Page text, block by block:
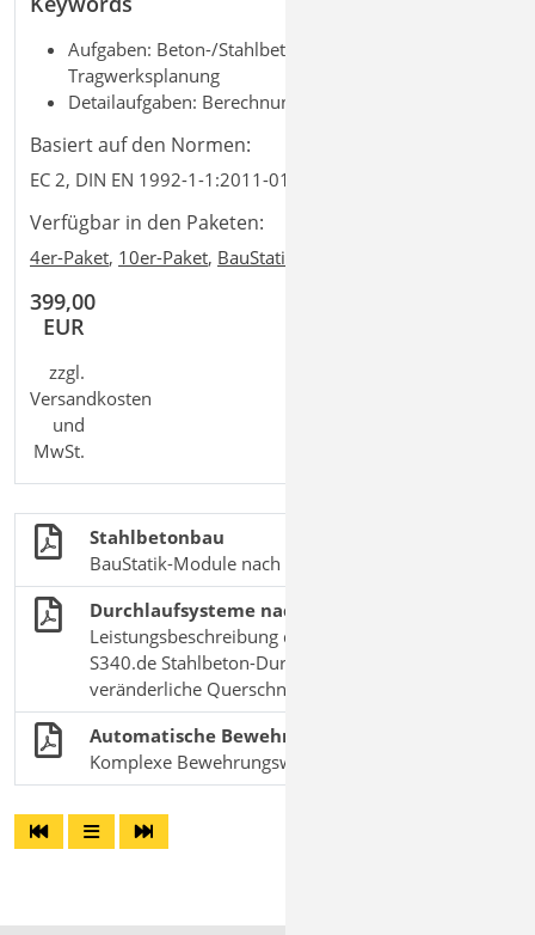
Aufgaben: Beton-/Stahlbetonbau; Massivbau;
Tragwerksplanung
Detailaufgaben: Berechnungsmodell SE; Träger
Basiert auf den Normen:
EC 2, DIN EN 1992-1-1:2011-01
Verfügbar in den Paketen:
4er-Paket, 10er-Paket, BauStatik comfort
399,00
EUR
zzgl.
Versandkosten
und
MwSt.
Stahlbetonbau
BauStatik-Module nach DIN EN 1992-1-1
Durchlaufsysteme nach EC 2 bemessen
Leistungsbeschreibung des BauStatik-Moduls
S340.de Stahlbeton-Durchlaufträger,
veränderliche Querschnitte, Öffnungen
Automatische Bewehrung überführen
Komplexe Bewehrungswahl effizient gestalten